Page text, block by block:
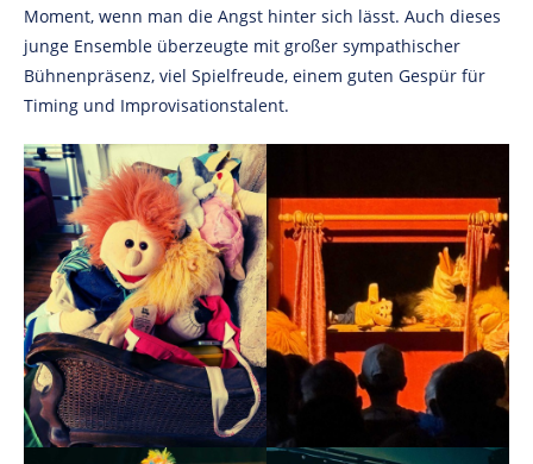
Moment, wenn man die Angst hinter sich lässt. Auch dieses
junge Ensemble überzeugte mit großer sympathischer
Bühnenpräsenz, viel Spielfreude, einem guten Gespür für
Timing und Improvisationstalent.